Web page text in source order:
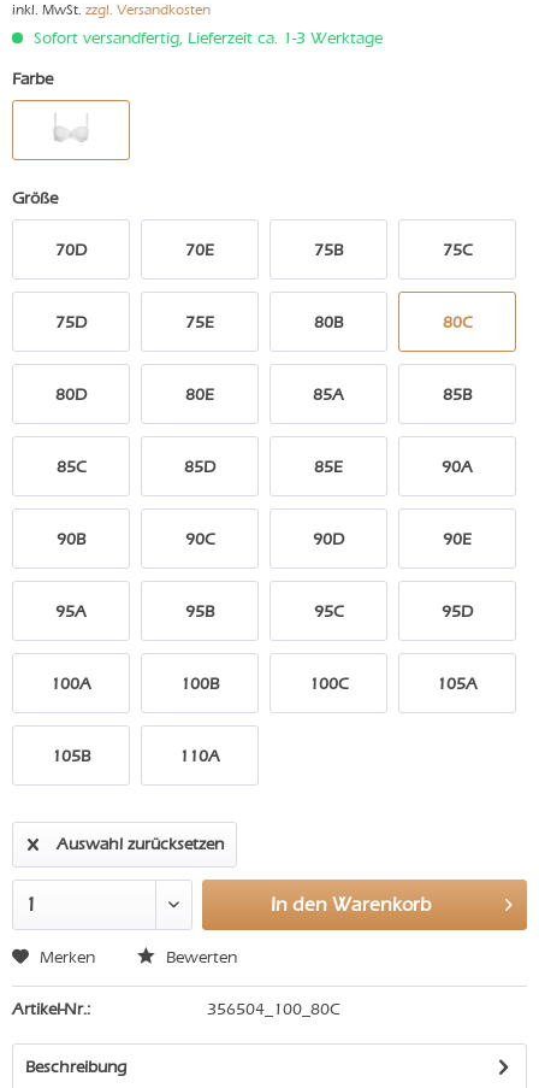
inkl. MwSt. zzgl. Versandkosten
Sofort versandfertig, Lieferzeit ca. 1-3 Werktage
Farbe
Größe
70D 70E 75B 75C
75D 75E 80B 80C
80D 80E 85A 85B
85C 85D 85E 90A
90B 90C 90D 90E
95A 95B 95C 95D
100A 100B 100C 105A
105B 110A
Auswahl zurücksetzen
In den Warenkorb
Merken Bewerten
Artikel-Nr.: 356504_100_80C
Beschreibung